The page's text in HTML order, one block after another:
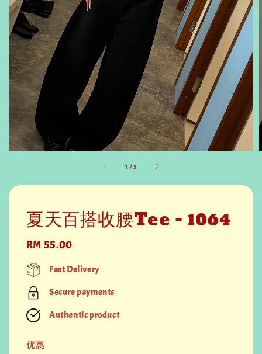
1 /5
夏天百搭收腰Tee - 1064
Regular
price
RM 55.00
Fast Delivery
Secure payments
Authentic product
优惠